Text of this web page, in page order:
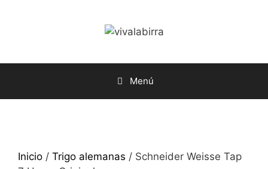
Menú
Inicio / Trigo alemanas / Schneider Weisse Tap